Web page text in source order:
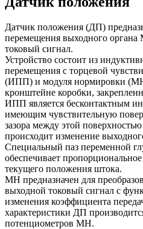
Датчик положения (ДП)
перемещения выходного
токовый сигнал.
Устройство состоит из
перемещения с торцевой
(ИПП) и модуля нормировки
кронштейне коробки,
ИПП является бесконтактным
имеющим чувствительную
зазора между этой
происходит изменение
Специальный паз переменной
обеспечивает
текущего положения штока.
МН предназначен для
выходной токовый сигнал с
изменения коэффициента
характеристики ДП
потенциометров МН.